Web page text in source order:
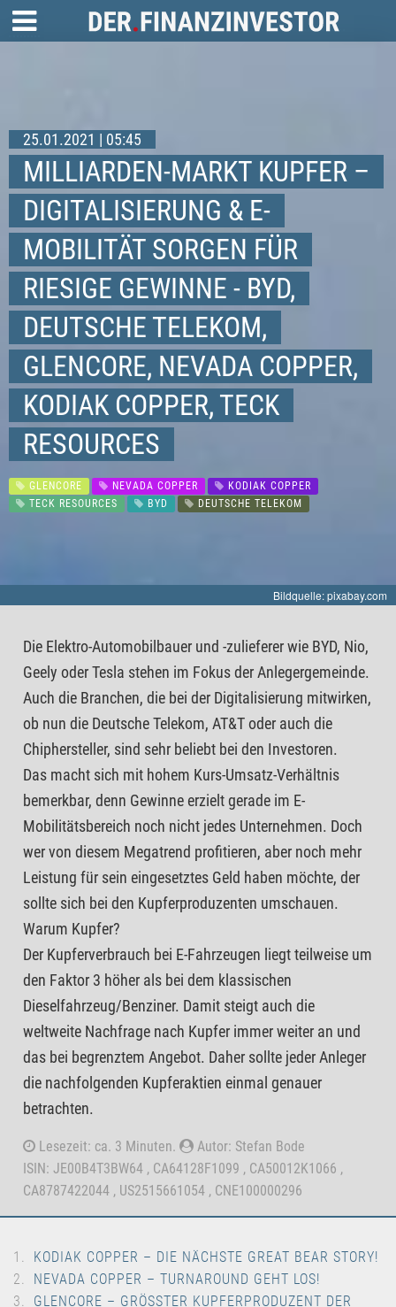
25.01.2021 | 05:45
MILLIARDEN-MARKT KUPFER –
DIGITALISIERUNG & E-
MOBILITÄT SORGEN FÜR
RIESIGE GEWINNE - BYD,
DEUTSCHE TELEKOM,
GLENCORE, NEVADA COPPER,
KODIAK COPPER, TECK
RESOURCES
GLENCORE NEVADA COPPER
KODIAK COPPER
TECK RESOURCES
BYD DEUTSCHE TELEKOM
Bildquelle: pixabay.com
Die Elektro-Automobilbauer und -zulieferer wie BYD, Nio,
Geely oder Tesla stehen im Fokus der Anlegergemeinde.
Auch die Branchen, die bei der Digitalisierung mitwirken,
ob nun die Deutsche Telekom, AT&T oder auch die
Chiphersteller, sind sehr beliebt bei den Investoren.
Das macht sich mit hohem Kurs-Umsatz-Verhältnis
bemerkbar, denn Gewinne erzielt gerade im E-
Mobilitätsbereich noch nicht jedes Unternehmen. Doch
wer von diesem Megatrend profitieren, aber noch mehr
Leistung für sein eingesetztes Geld haben möchte, der
sollte sich bei den Kupferproduzenten umschauen.
Warum Kupfer?
Der Kupferverbrauch bei E-Fahrzeugen liegt teilweise um
den Faktor 3 höher als bei dem klassischen
Dieselfahrzeug/Benziner. Damit steigt auch die
weltweite Nachfrage nach Kupfer immer weiter an und
das bei begrenztem Angebot. Daher sollte jeder Anleger
die nachfolgenden Kupferaktien einmal genauer
betrachten.
Lesezeit: ca. 3 Minuten.
Autor: Stefan Bode
ISIN: JE00B4T3BW64 , CA64128F1099 , CA50012K1066 ,
CA8787422044 , US2515661054 , CNE100000296
KODIAK COPPER – DIE NÄCHSTE GREAT BEAR STORY!
NEVADA COPPER – TURNAROUND GEHT LOS!
GLENCORE – GRÖSSTER KUPFERPRODUZENT DER W